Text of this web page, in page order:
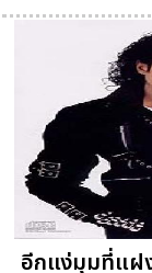
อีกแง่มุมที่แฝง